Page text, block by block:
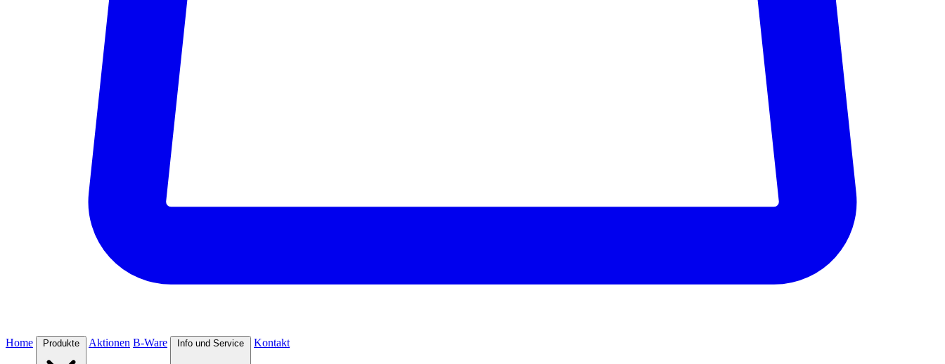
Home Produkte Aktionen B-Ware Info und Service Kontakt